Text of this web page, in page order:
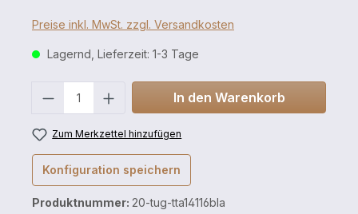
Preise inkl. MwSt. zzgl. Versandkosten
Lagernd, Lieferzeit: 1-3 Tage
In den Warenkorb
Zum Merkzettel hinzufügen
Konfiguration speichern
Produktnummer: 20-tug-tta14116bla